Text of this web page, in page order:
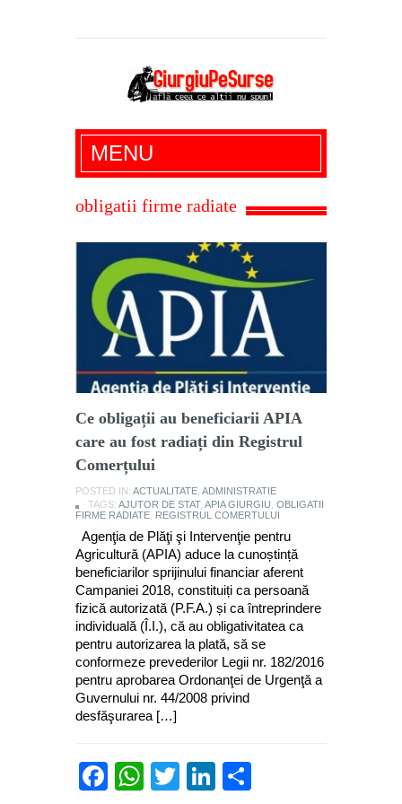
Giurgiu Pe Surse – actualitate giurgiu,
administratie giurgiu, stiri politice, social
economic, editoriale giurgiu, dezvaluiri,
MENU
obligatii firme radiate
Ce obligații au beneficiarii APIA
care au fost radiați din Registrul
Comerțului
POSTED IN: ACTUALITATE ADMINISTRATIE
TAGS: AJUTOR DE STAT, APIA GIURGIU OBLIGATII
FIRME RADIATE REGISTRUL COMERTULUI
Agenţia de Plăţi şi Intervenţie pentru
Agricultură (APIA) aduce la cunoștință
beneficiarilor sprijinului financiar aferent
Campaniei 2018, constituiți ca persoană
fizică autorizată (P.F.A.) și ca întreprindere
individuală (Î.I.), că au obligativitatea ca
pentru autorizarea la plată, să se
conformeze prevederilor Legii nr. 182/2016
pentru aprobarea Ordonanţei de Urgenţă a
Guvernului nr. 44/2008 privind
desfăşurarea […]
Facebook
WhatsApp
TwitterLinkedIn